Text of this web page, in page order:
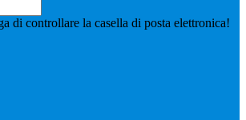
di controllare la casella di posta elettronica!